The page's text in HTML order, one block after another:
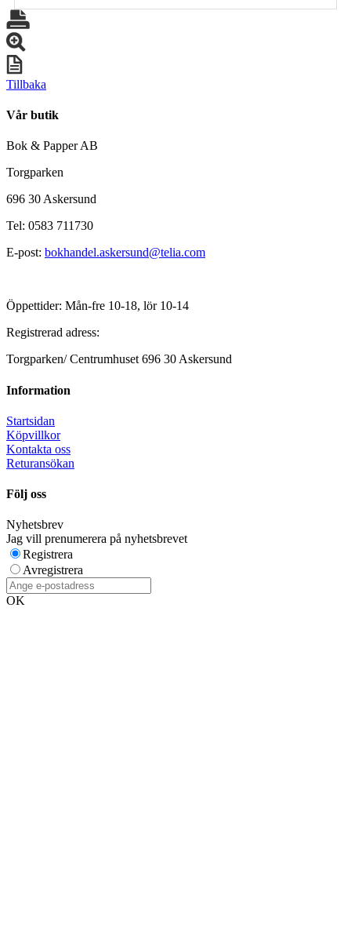
Tillbaka
Vår butik
Bok & Papper AB
Torgparken
696 30 Askersund
Tel: 0583 711730
E-post: bokhandel.askersund@telia.com
Öppettider: Mån-fre 10-18, lör 10-14
Registrerad adress:
Torgparken/ Centrumhuset 696 30 Askersund
Information
Startsidan
Köpvillkor
Kontakta oss
Returansökan
Följ oss
Nyhetsbrev
Jag vill prenumerera på nyhetsbrevet
Registrera
Avregistrera
OK